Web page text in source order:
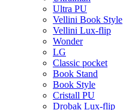
Ultra PU
Vellini Book Style
Vellini Lux-flip
Wonder
LG
Classic pocket
Book Stand
Book Style
Cristall PU
Drobak Lux-flip